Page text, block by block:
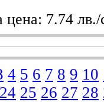
7.74 лв./
4 5 6 7 8 9 10
24 25 26 27 28